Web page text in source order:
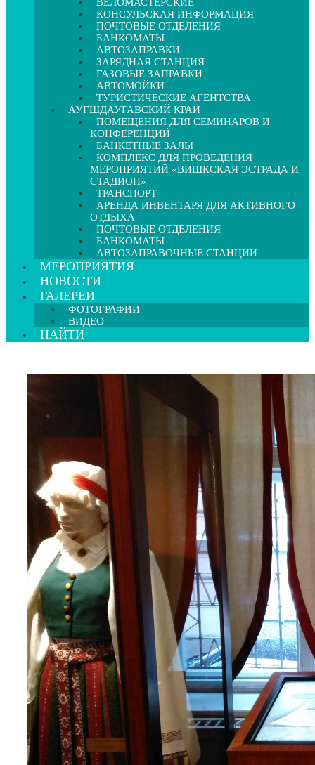
КОНСУЛЬСКАЯ ИНФОРМАЦИЯ
ПОЧТОВЫЕ ОТДЕЛЕНИЯ
БАНКОМАТЫ
АВТОЗАПРАВКИ
ЗАРЯДНАЯ СТАНЦИЯ
ГАЗОВЫЕ ЗАПРАВКИ
АВТОМОЙКИ
ТУРИСТИЧЕСКИЕ АГЕНТСТВА
АУГШДАУГАВСКИЙ КРАЙ
ПОМЕЩЕНИЯ ДЛЯ СЕМИНАРОВ И
КОНФЕРЕНЦИЙ
БАНКЕТНЫЕ ЗАЛЫ
КОМПЛЕКС ДЛЯ ПРОВЕДЕНИЯ
МЕРОПРИЯТИЙ «ВИШКСКАЯ ЭСТРАДА И
СТАДИОН»
ТРАНСПОРТ
АРЕНДА ИНВЕНТАРЯ ДЛЯ АКТИВНОГО
ОТДЫХА
ПОЧТОВЫЕ ОТДЕЛЕНИЯ
БАНКОМАТЫ
АВТОЗАПРАВОЧНЫЕ СТАНЦИИ
МЕРОПРИЯТИЯ
НОВОСТИ
ГАЛЕРЕИ
ФОТОГРАФИИ
ВИДЕО
НАЙТИ